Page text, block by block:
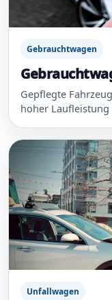
Gebrauchtwagen
Gepflegte
hoher
Unfallwagen